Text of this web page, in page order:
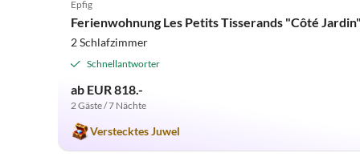
Epfig
Ferienwohnung Les Petits Tisserands "Côté Jardin"
2 Schlafzimmer
Schnellantworter
ab EUR 818.-
2 Gäste / 7 Nächte
Verstecktes Juwel